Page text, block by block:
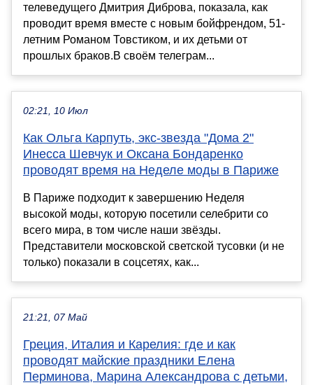
телеведущего Дмитрия Диброва, показала, как
проводит время вместе с новым бойфрендом, 51-
летним Романом Товстиком, и их детьми от
прошлых браков.В своём телеграм...
02:21, 10 Июл
Как Ольга Карпуть, экс-звезда "Дома 2"
Инесса Шевчук и Оксана Бондаренко
проводят время на Неделе моды в Париже
В Париже подходит к завершению Неделя
высокой моды, которую посетили селебрити со
всего мира, в том числе наши звёзды.
Представители московской светской тусовки (и не
только) показали в соцсетях, как...
21:21, 07 Май
Греция, Италия и Карелия: где и как
проводят майские праздники Елена
Перминова, Марина Александрова с детьми,